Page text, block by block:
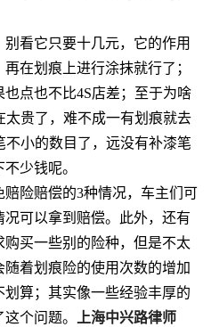
看它只要十几元，它的作用
在划痕上进行涂抹就行了；
点也不比4S店差；至于为啥
太贵了，难不成一有划痕就去
不小的数目了，远没有补漆笔
少钱呢。
险赔偿的3种情况，车主们可
可以拿到赔偿。此外，还有
买一些别的险种，但是不太
着划痕险的使用次数的增加
算；其实像一些经验丰厚的
个问题。
上海中兴路律师